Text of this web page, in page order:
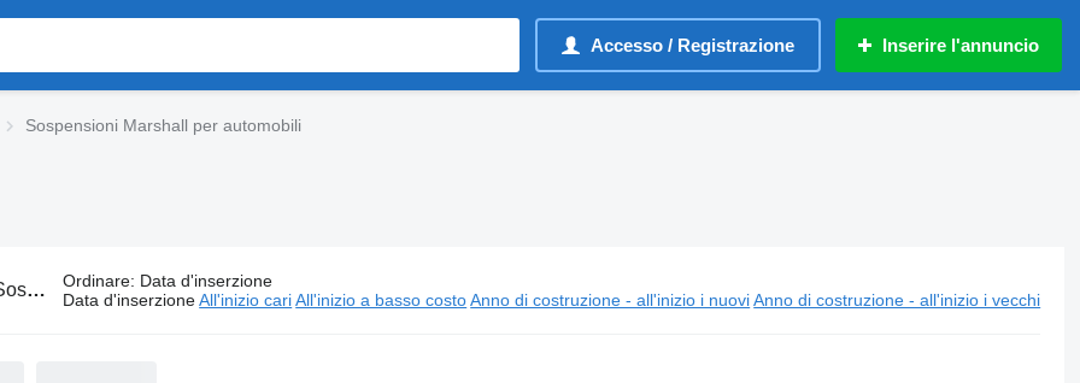
Accesso / Registrazione Inserire l'annuncio
Sospensioni Marshall per automobili
Marshall per automobili Ordinare: Data d'inserzione
Data d'inserzione All'inizio cari All'inizio a basso costo Anno di costruzione - all'inizio i nuovi Anno di costruzione - all'inizio i vecchi